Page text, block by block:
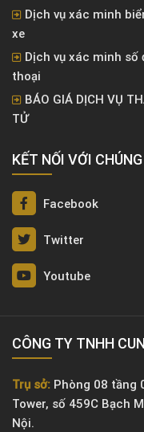
Dịch vụ xác minh
xe
Dịch vụ xác minh số
thoại
BÁO GIÁ DỊCH VỤ
TỬ
KẾT NỐI VỚI
Facebook
Twitter
Youtube
CÔNG TY TNHH
Trụ sở: Phòng 08 tầng
Tower, số 459C Bạch
Nội.